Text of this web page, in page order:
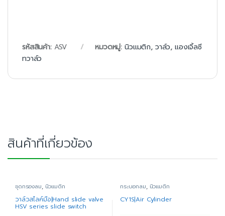
รหัสสินค้า: ASV หมวดหมู่: นิวแมติก, วาล์ว,แองเจิ้ลซี
ทวาล์ว
สินค้าที่เกี่ยวข้อง
ชุดกรองลม, นิวแมติก
วาล์วสไลค์มือ|Hand slide valve
HSV series slide switch
กระบอกลม, นิวแมติก
CY1S|Air Cylinder